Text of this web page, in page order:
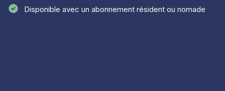
Disponible avec un abonnement résident ou nomade